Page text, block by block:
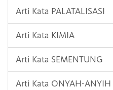
Arti Kata PALATALISASI
Arti Kata KIMIA
Arti Kata SEMENTUNG
Arti Kata ONYAH-ANYIH